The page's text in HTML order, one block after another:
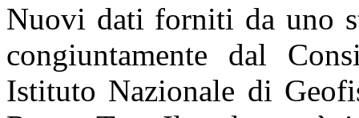
Nuovi dati forniti da uno
congiuntamente dal
Istituto Nazionale di